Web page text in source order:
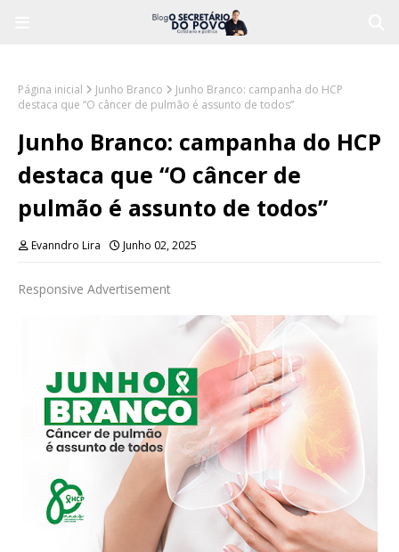
Página inicial Junho Branco
Junho Branco: campanha do HCP
destaca que “O câncer de pulmão é assunto de todos”
Junho Branco: campanha do HCP
destaca que “O câncer de
pulmão é assunto de todos”
Evanndro Lira Junho 02, 2025
Responsive Advertisement